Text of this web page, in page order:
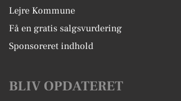
Lejre Kommune
Få en gratis salgsvurdering
Sponsoreret indhold
BLIV OPDATERET